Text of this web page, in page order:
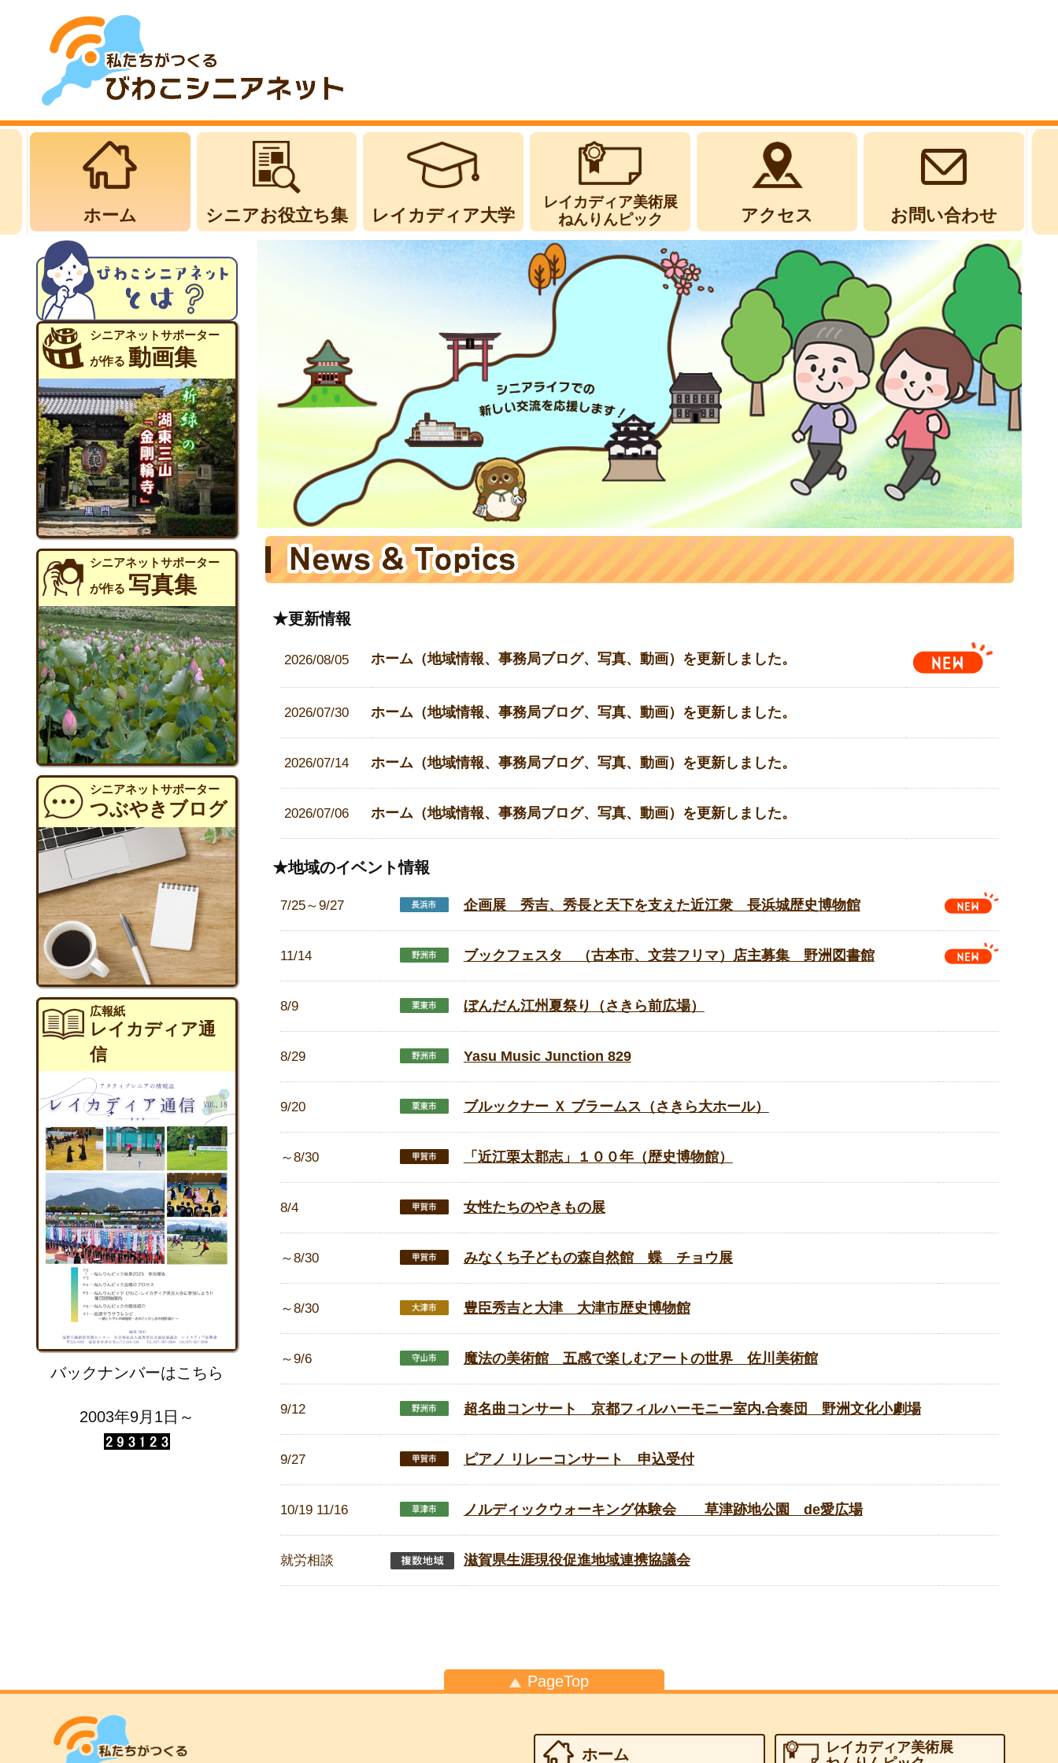
ホーム シニアお役立ち集 レイカディア大学
レイカディア美術展
ねんりんピック
アクセス お問い合わせ
シニアネットサポーター
が作る 動画集
シニアネットサポーター
が作る 写真集
シニアネットサポーター
つぶやきブログ
広報紙
レイカディア通
信
バックナンバーはこちら
2003年9月1日～
★更新情報
2026/08/05 ホーム（地域情報、事務局ブログ、写真、動画）を更新しました。
2026/07/30 ホーム（地域情報、事務局ブログ、写真、動画）を更新しました。
2026/07/14 ホーム（地域情報、事務局ブログ、写真、動画）を更新しました。
2026/07/06 ホーム（地域情報、事務局ブログ、写真、動画）を更新しました。
★地域のイベント情報
7/25～9/27 企画展 秀吉、秀長と天下を支えた近江衆 長浜城歴史博物館
11/14 ブックフェスタ （古本市、文芸フリマ）店主募集 野洲図書館
8/9 ぼんだん江州夏祭り（さきら前広場）
8/29 Yasu Music Junction 829
9/20 ブルックナー Ｘ ブラームス（さきら大ホール）
～8/30 「近江栗太郡志」１００年（歴史博物館）
8/4 女性たちのやきもの展
～8/30 みなくち子どもの森自然館 蝶 チョウ展
～8/30 豊臣秀吉と大津 大津市歴史博物館
～9/6 魔法の美術館 五感で楽しむアートの世界 佐川美術館
9/12 超名曲コンサート 京都フィルハーモニー室内.合奏団 野洲文化小劇場
9/27 ピアノ リレーコンサート 申込受付
10/19 11/16 ノルディックウォーキング体験会 草津跡地公園 de愛広場
就労相談 滋賀県生涯現役促進地域連携協議会
PageTop
ホーム
レイカディア美術展